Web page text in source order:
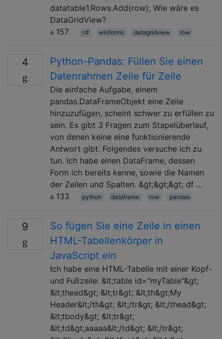
datatable1.Rows.Add(row); Wie wäre es
DataGridView?
157
c# winforms datagridview row
4
Python-Pandas: Füllen Sie einen
Datenrahmen Zeile für Zeile
Die einfache Aufgabe, einem
pandas.DataFrameObjekt eine Zeile
hinzuzufügen, scheint schwer zu erfüllen zu
sein. Es gibt 3 Fragen zum Stapelüberlauf,
von denen keine eine funktionierende
Antwort gibt. Folgendes versuche ich zu
tun. Ich habe einen DataFrame, dessen
Form ich bereits kenne, sowie die Namen
der Zeilen und Spalten. &gt;&gt;&gt; df …
133
python dataframe row pandas
9
So fügen Sie eine Zeile in einen
HTML-Tabellenkörper in
JavaScript ein
Ich habe eine HTML-Tabelle mit einer Kopf-
und Fußzeile: &lt;table id="myTable"&gt;
&lt;thead&gt; &lt;tr&gt; &lt;th&gt;My
Header&lt;/th&gt; &lt;/tr&gt; &lt;/thead&gt;
&lt;tbody&gt; &lt;tr&gt;
&lt;td&gt;aaaaa&lt;/td&gt; &lt;/tr&gt;